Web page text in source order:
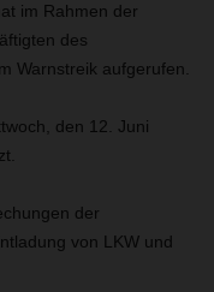
im Rahmen der
des
Warnstreik aufgerufen.
den 12. Juni
der
von LKW und